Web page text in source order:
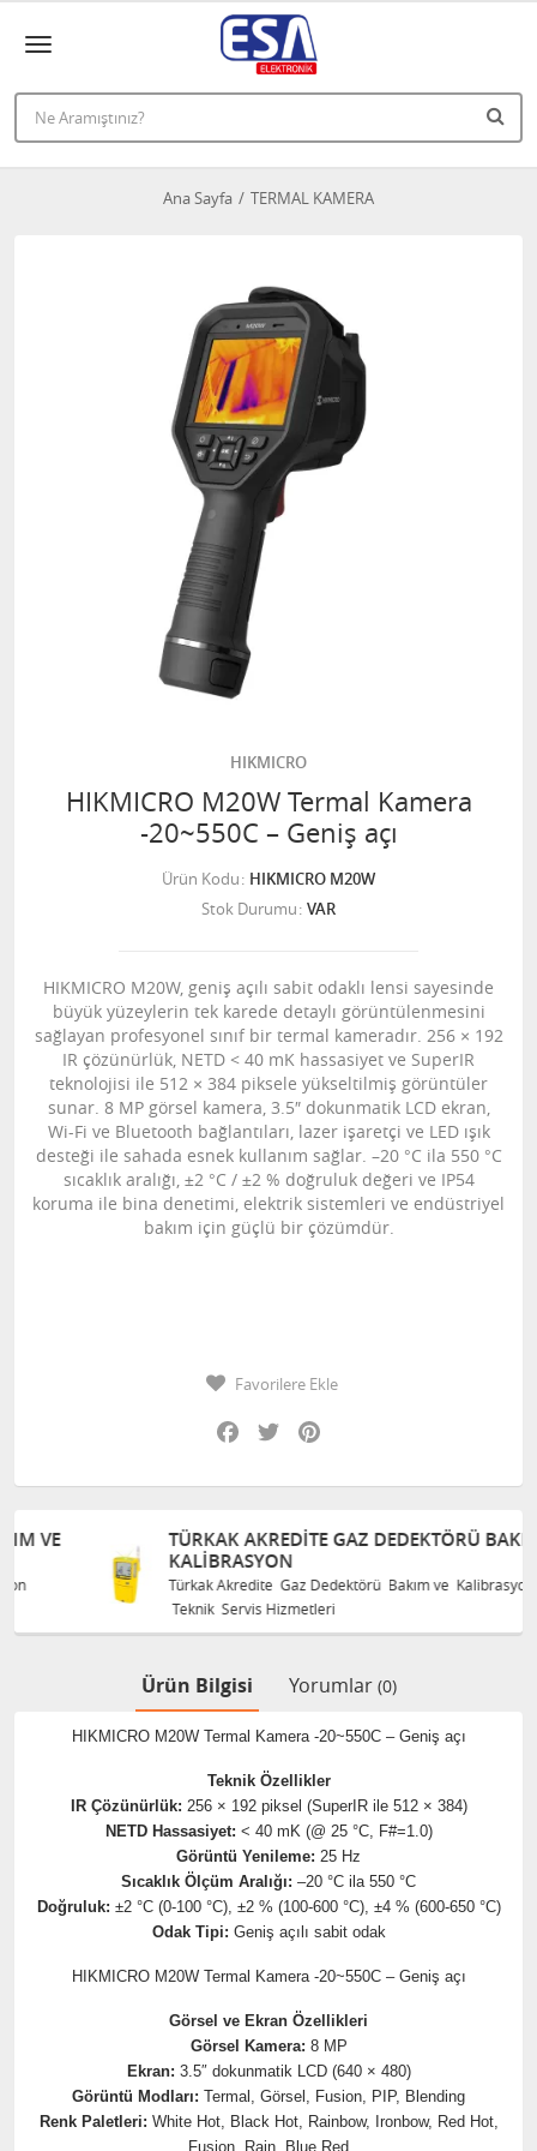
Ana Sayfa TERMAL KAMERA
HIKMICRO
HIKMICRO M20W Termal Kamera
-20~550C – Geniş açı
Ürün Kodu HIKMICRO M20W
Stok Durumu VAR
HIKMICRO M20W, geniş açılı sabit odaklı lensi sayesinde
büyük yüzeylerin tek karede detaylı görüntülenmesini
sağlayan profesyonel sınıf bir termal kameradır. 256 × 192
IR çözünürlük, NETD < 40 mK hassasiyet ve SuperIR
teknolojisi ile 512 × 384 piksele yükseltilmiş görüntüler
sunar. 8 MP görsel kamera, 3.5″ dokunmatik LCD ekran,
Wi-Fi ve Bluetooth bağlantıları, lazer işaretçi ve LED ışık
desteği ile sahada esnek kullanım sağlar. –20 °C ila 550 °C
sıcaklık aralığı, ±2 °C / ±2 % doğruluk değeri ve IP54
koruma ile bina denetimi, elektrik sistemleri ve endüstriyel
bakım için güçlü bir çözümdür.
Favorilere Ekle
Facebook
Twitter
TÜRKAK AKREDITE GAZ DEDEKTÖRÜ BAKIM VE
KALIBRASYON
Türkak Akredite Gaz Dedektörü Bakım ve Kalibrasyon
Teknik Servis Hizmetleri
Ürün Bilgisi Yorumlar (0)
HIKMICRO M20W Termal Kamera -20~550C – Geniş açı
Teknik Özellikler
IR Çözünürlük: 256 × 192 piksel (SuperIR ile 512 × 384)
NETD Hassasiyet: < 40 mK (@ 25 °C, F#=1.0)
Görüntü Yenileme: 25 Hz
Sıcaklık Ölçüm Aralığı: –20 °C ila 550 °C
Doğruluk: ±2 °C (0-100 °C), ±2 % (100-600 °C), ±4 % (600-650 °C)
Odak Tipi: Geniş açılı sabit odak
HIKMICRO M20W Termal Kamera -20~550C – Geniş açı
Görsel ve Ekran Özellikleri
Görsel Kamera: 8 MP
Ekran: 3.5″ dokunmatik LCD (640 × 480)
Görüntü Modları: Termal, Görsel, Fusion, PIP, Blending
Renk Paletleri: White Hot, Black Hot, Rainbow, Ironbow, Red Hot,
Fusion, Rain, Blue Red